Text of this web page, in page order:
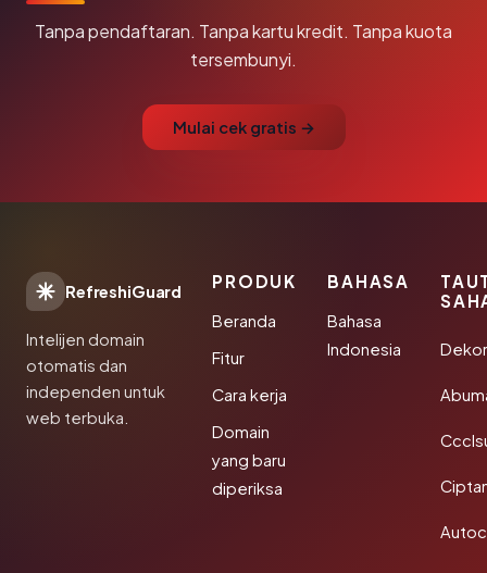
Tanpa pendaftaran. Tanpa kartu kredit. Tanpa kuota
tersembunyi.
Mulai cek gratis →
RefreshiGuard
Intelijen domain
otomatis dan
independen untuk
web terbuka.
PRODUK
Beranda
Fitur
Cara kerja
Domain
yang baru
diperiksa
BAHASA
Bahasa
Indonesia